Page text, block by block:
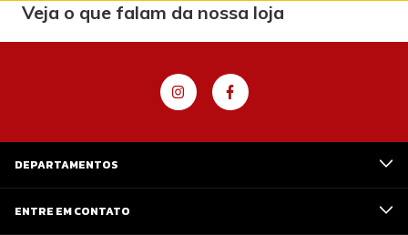
Veja o que falam da nossa loja
DEPARTAMENTOS
ENTRE EM CONTATO